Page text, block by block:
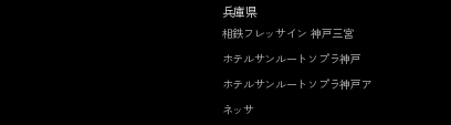
兵庫県
相鉄フレッサイン 神戸三宮
ホテルサンルートソプラ神戸
ホテルサンルートソプラ神戸ア
ネッサ